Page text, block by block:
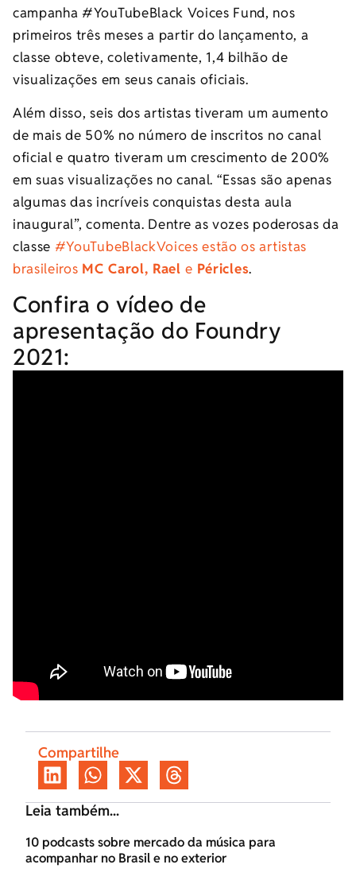
campanha #YouTubeBlack Voices Fund, nos
primeiros três meses a partir do lançamento, a
classe obteve, coletivamente, 1,4 bilhão de
visualizações em seus canais oficiais.
Além disso, seis dos artistas tiveram um aumento
de mais de 50% no número de inscritos no canal
oficial e quatro tiveram um crescimento de 200%
em suas visualizações no canal. “Essas são apenas
algumas das incríveis conquistas desta aula
inaugural”, comenta. Dentre as vozes poderosas da
classe #YouTubeBlackVoices estão os artistas
brasileiros MC Carol, Raele Péricles.
Confira o vídeo de
apresentação do Foundry
2021:
Compartilhe
Leia também...
10 podcasts sobre mercado da música para
acompanhar no Brasil e no exterior